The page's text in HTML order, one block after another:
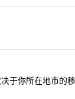
于你所在地市的